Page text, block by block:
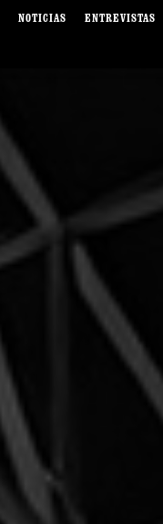
NOTICIAS ENTREVISTAS